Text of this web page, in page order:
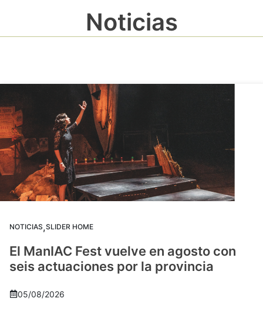
Noticias
NOTICIAS,SLIDER HOME
El ManIAC Fest vuelve en agosto con
seis actuaciones por la provincia
05/08/2026